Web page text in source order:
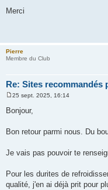
Merci
Pierre
Membre du Club
Re: Sites recommandés
s
g
25 sept. 2025, 16:14
Bonjour,
Bon retour parmi nous. Du
Je vais pas pouvoir te
Pour les durites de
qualité, j'en ai déjà prit pour